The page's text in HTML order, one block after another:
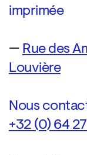
imprimée
— Rue des
Louvière
Nous
+32 (0) 64